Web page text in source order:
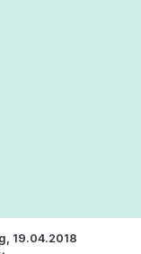
19.04.2018